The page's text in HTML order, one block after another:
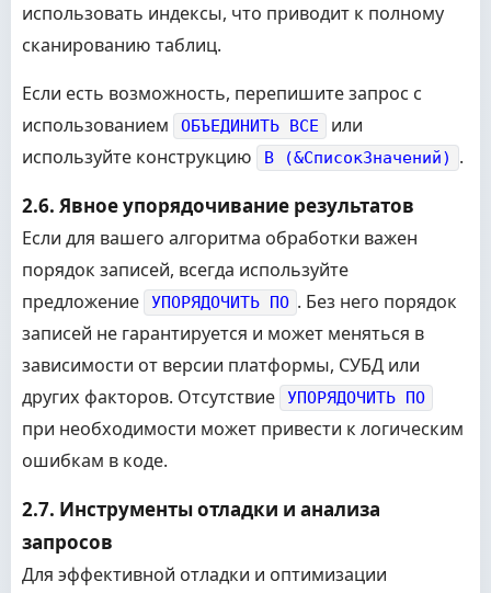
использовать индексы, что приводит к полному
сканированию таблиц.
Если есть возможность, перепишите запрос с
использованием
ОБЪЕДИНИТЬ ВСЕ
или
используйте конструкцию
В (&СписокЗначений) .
2.6. Явное упорядочивание результатов
Если для вашего алгоритма обработки важен
порядок записей, всегда используйте
предложение
УПОРЯДОЧИТЬ ПО . Без него порядок
записей не гарантируется и может меняться в
зависимости от версии платформы, СУБД или
других факторов. Отсутствие
УПОРЯДОЧИТЬ ПО
при необходимости может привести к логическим
ошибкам в коде.
2.7. Инструменты отладки и анализа
запросов
Для эффективной отладки и оптимизации